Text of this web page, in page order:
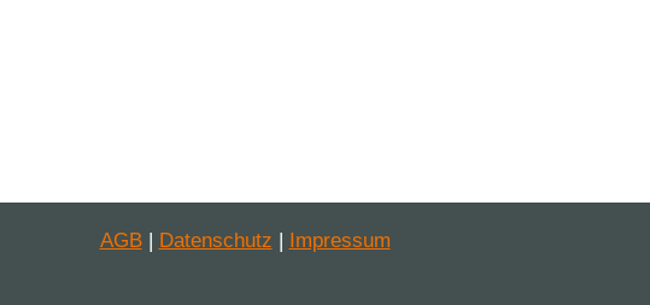
AGB| Datenschutz | Impressum